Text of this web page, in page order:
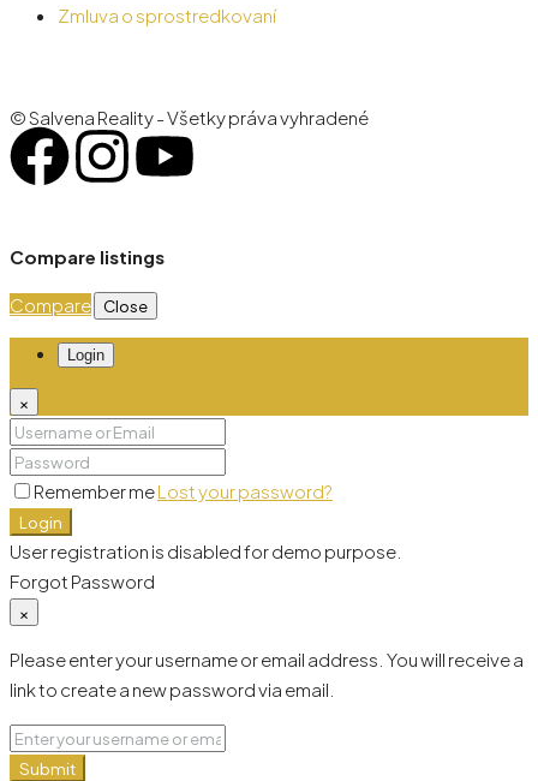
Zmluva o sprostredkovaní
© Salvena Reality - Všetky práva vyhradené
Compare listings
Compare Close
Login
×
Remember meLost your password?
Login
User registration is disabled for demo purpose.
Forgot Password
×
Please enter your username or email address. You will receive a
link to create a new password via email.
Submit